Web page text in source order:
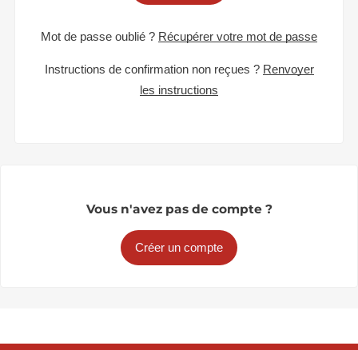
Mot de passe oublié ? Récupérer votre mot de passe
Instructions de confirmation non reçues ? Renvoyer
les instructions
Vous n'avez pas de compte ?
Créer un compte